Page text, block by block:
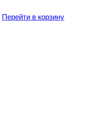
Перейти в корзину